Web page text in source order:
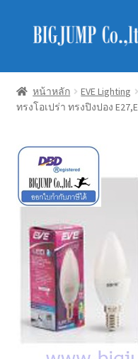
Skip
Skip
Schneider Electric
Philips Lighting
EVE Lighting
MEAN WELL
Mitsubishi
LUXRAM
GATA
Marvel electric
หน้าหลัก EVE Lighting
ทรงโอเปร่า ทรงปิงปอง